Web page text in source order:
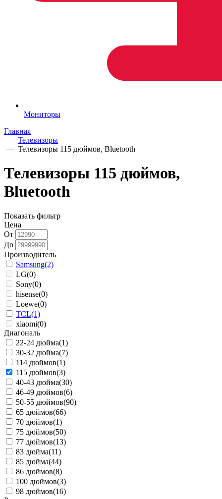
Мониторы
Главная
— Телевизоры
— Телевизоры 115 дюймов, Bluetooth
Телевизоры 115 дюймов,
Bluetooth
Показать фильтр
Цена
От
До
Производитель
Samsung(2)
LG(0)
Sony(0)
hisense(0)
Loewe(0)
TCL(1)
xiaomi(0)
Диагональ
22-24 дюйма(1)
30-32 дюйма(7)
114 дюймов(1)
115 дюймов(3)
40-43 дюйма(30)
46-49 дюймов(6)
50-55 дюймов(90)
65 дюймов(66)
70 дюймов(1)
75 дюймов(50)
77 дюймов(13)
83 дюйма(11)
85 дюйма(44)
86 дюймов(8)
100 дюймов(3)
98 дюймов(16)